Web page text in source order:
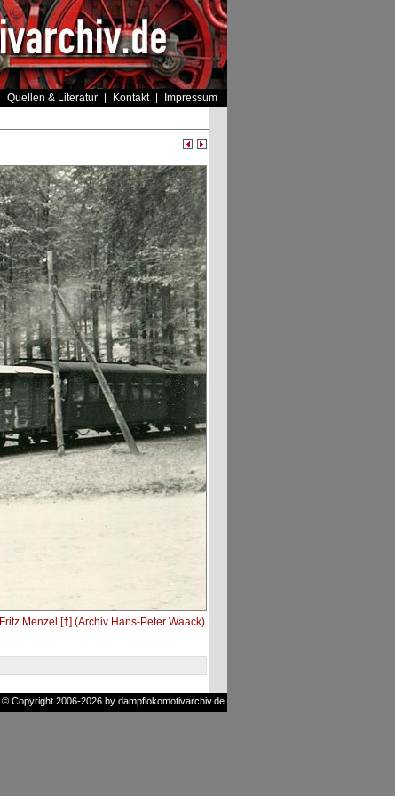
Quellen & Literatur Kontakt Impressum
Fritz Menzel [†] (Archiv Hans-Peter Waack)
© Copyright 2006-2026 by dampflokomotivarchiv.de